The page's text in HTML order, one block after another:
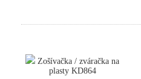
Zošívačka / zváračka na
plasty KD864